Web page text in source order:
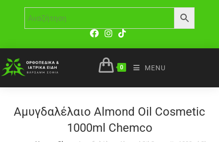
0 MENU
Αμυγδαλέλαιο Almond Oil Cosmetic
1000ml Chemco